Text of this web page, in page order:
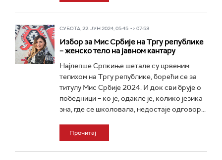
СУБОТА, 22. ЈУН 2024, 05:45 -> 07:53
Избор за Мис Србије на Тргу републике
– женско тело на јавном кантару
Најлепше Српкиње шетале су црвеним
тепихом на Тргу републике, борећи се за
титулу Мис Србије 2024. И док сви брује о
победници – ко је, одакле је, колико језика
зна, где се школовала, недостаје одговор...
Прочитај